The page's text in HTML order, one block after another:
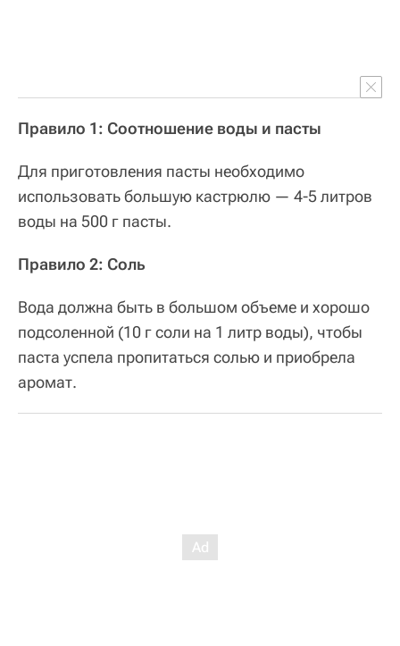
Правило 1: Соотношение воды и пасты
Для приготовления пасты необходимо
использовать большую кастрюлю — 4-5 литров
воды на 500 г пасты.
Правило 2: Соль
Вода должна быть в большом объеме и хорошо
подсоленной (10 г соли на 1 литр воды), чтобы
паста успела пропитаться солью и приобрела
аромат.